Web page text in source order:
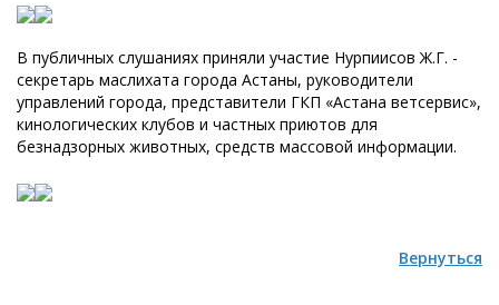
В публичных слушаниях приняли участие Нурпиисов Ж.Г. -
секретарь маслихата города Астаны, руководители
управлений города, представители ГКП «Астана ветсервис»,
кинологических клубов и частных приютов для
безнадзорных животных, средств массовой информации.
Вернуться